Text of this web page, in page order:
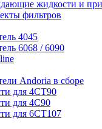
жидкости и
фильтров
4045
6068 / 6090
Andoria в сборе
для 4CT90
для 4С90
для 6CT107